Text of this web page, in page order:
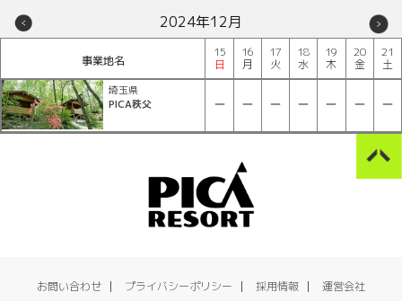
2024年12月
事業地名
15
日
16
月
17
火
18
水
19
木
20
金
21
土
埼玉県
PICA秩父
お問い合わせ プライバシーポリシー 採用情報 運営会社